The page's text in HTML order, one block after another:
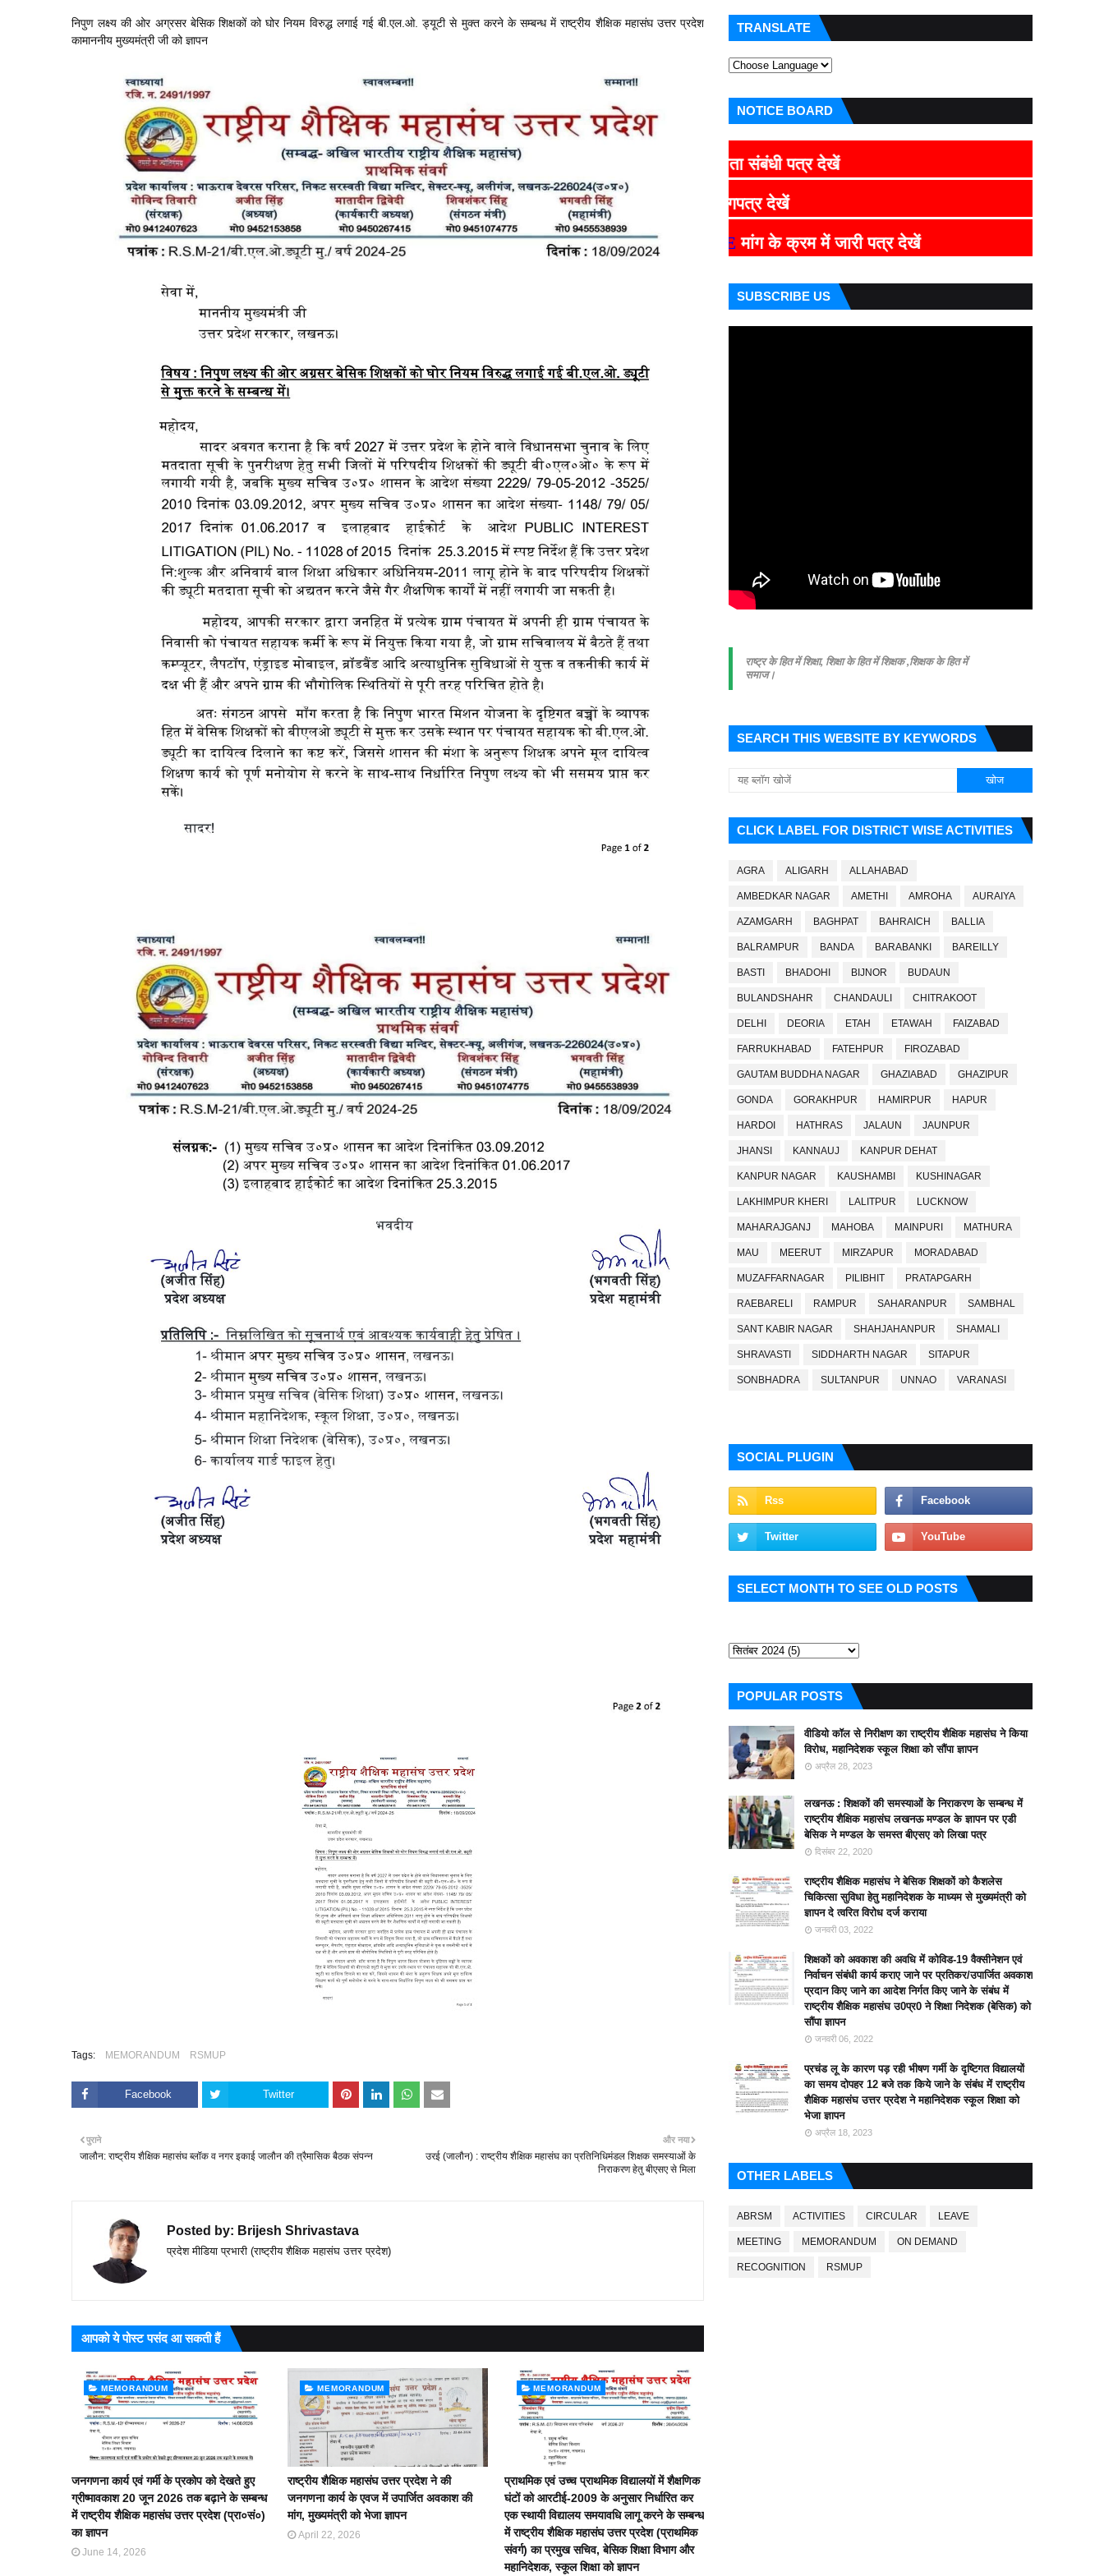
निपुण लक्ष्य की ओर अग्रसर बेसिक शिक्षकों को घोर नियम विरुद्ध लगाई गई बी.एल.ओ. ड्यूटी से मुक्त करने के सम्बन्ध में राष्ट्रीय शैक्षिक महासंघ उत्तर प्रदेश
कामाननीय मुख्यमंत्री जी को ज्ञापन
Tags: MEMORANDUM RSMUP
Facebook Twitter
और नया
उरई (जालौन) : राष्ट्रीय शैक्षिक महासंघ का प्रतिनिधिमंडल शिक्षक समस्याओं के
निराकरण हेतु बीएसए से मिला
पुराने
जालौन: राष्ट्रीय शैक्षिक महासंघ ब्लॉक व नगर इकाई जालौन की त्रैमासिक बैठक संपन्न
Posted by: Brijesh Shrivastava
प्रदेश मीडिया प्रभारी (राष्ट्रीय शैक्षिक महासंघ उत्तर प्रदेश)
आपको ये पोस्ट पसंद आ सकती हैं
MEMORANDUM
जनगणना कार्य एवं गर्मी के प्रकोप को देखते हुए
ग्रीष्मावकाश 20 जून 2026 तक बढ़ाने के सम्बन्ध
में राष्ट्रीय शैक्षिक महासंघ उत्तर प्रदेश (प्रा०सं०)
का ज्ञापन
June 14, 2026
MEMORANDUM
राष्ट्रीय शैक्षिक महासंघ उत्तर प्रदेश ने की
जनगणना कार्य के एवज में उपार्जित अवकाश की
मांग, मुख्यमंत्री को भेजा ज्ञापन
April 22, 2026
MEMORANDUM
प्राथमिक एवं उच्च प्राथमिक विद्यालयों में शैक्षणिक
घंटों को आरटीई-2009 के अनुसार निर्धारित कर
एक स्थायी विद्यालय समयावधि लागू करने के सम्बन्ध
में राष्ट्रीय शैक्षिक महासंघ उत्तर प्रदेश (प्राथमिक
संवर्ग) का प्रमुख सचिव, बेसिक शिक्षा विभाग और
महानिदेशक, स्कूल शिक्षा को ज्ञापन
TRANSLATE
NOTICE BOARD
मान्यता संबंधी पत्र देखें
CLICK HERE
मांग के क्रम में जारी पत्र देखें
SUBSCRIBE US
राष्ट्र के हित में शिक्षा, शिक्षा के हित में शिक्षक ,शिक्षक के हित में
समाज।
SEARCH THIS WEBSITE BY KEYWORDS
CLICK LABEL FOR DISTRICT WISE ACTIVITIES
AGRA ALIGARH ALLAHABAD
AMBEDKAR NAGAR AMETHI AMROHA AURAIYA
AZAMGARH BAGHPAT BAHRAICH BALLIA
BALRAMPUR BANDA BARABANKI BAREILLY
BASTI BHADOHI BIJNOR BUDAUN
BULANDSHAHR CHANDAULI CHITRAKOOT
DELHI DEORIA ETAH ETAWAH FAIZABAD
FARRUKHABAD FATEHPUR FIROZABAD
GAUTAM BUDDHA NAGAR GHAZIABAD GHAZIPUR
GONDA GORAKHPUR HAMIRPUR HAPUR
HARDOI HATHRAS JALAUN JAUNPUR
JHANSI KANNAUJ KANPUR DEHAT
KANPUR NAGAR KAUSHAMBI KUSHINAGAR
LAKHIMPUR KHERI LALITPUR LUCKNOW
MAHARAJGANJ MAHOBA MAINPURI MATHURA
MAU MEERUT MIRZAPUR MORADABAD
MUZAFFARNAGAR PILIBHIT PRATAPGARH
RAEBARELI RAMPUR SAHARANPUR SAMBHAL
SANT KABIR NAGAR SHAHJAHANPUR SHAMALI
SHRAVASTI SIDDHARTH NAGAR SITAPUR
SONBHADRA SULTANPUR UNNAO VARANASI
SOCIAL PLUGIN
SELECT MONTH TO SEE OLD POSTS
POPULAR POSTS
वीडियो कॉल से निरीक्षण का राष्ट्रीय शैक्षिक महासंघ ने किया
विरोध, महानिदेशक स्कूल शिक्षा को सौंपा ज्ञापन
अप्रैल 28, 2023
लखनऊ : शिक्षकों की समस्याओं के निराकरण के सम्बन्ध में
राष्ट्रीय शैक्षिक महासंघ लखनऊ मण्डल के ज्ञापन पर एडी
बेसिक ने मण्डल के समस्त बीएसए को लिखा पत्र
दिसंबर 22, 2020
राष्ट्रीय शैक्षिक महासंघ ने बेसिक शिक्षकों को कैशलेस
चिकित्सा सुविधा हेतु महानिदेशक के माध्यम से मुख्यमंत्री को
ज्ञापन दे त्वरित विरोध दर्ज कराया
जनवरी 03, 2022
शिक्षकों को अवकाश की अवधि में कोविड-19 वैक्सीनेशन एवं
निर्वाचन संबंधी कार्य कराए जाने पर प्रतिकर/उपार्जित अवकाश
प्रदान किए जाने का आदेश निर्गत किए जाने के संबंध में
राष्ट्रीय शैक्षिक महासंघ उ0प्र0 ने शिक्षा निदेशक (बेसिक) को
सौंपा ज्ञापन
जनवरी 06, 2022
प्रचंड लू के कारण पड़ रही भीषण गर्मी के दृष्टिगत विद्यालयों
का समय दोपहर 12 बजे तक किये जाने के संबंध में राष्ट्रीय
शैक्षिक महासंघ उत्तर प्रदेश ने महानिदेशक स्कूल शिक्षा को
भेजा ज्ञापन
अप्रैल 18, 2023
OTHER LABELS
ABRSM ACTIVITIES CIRCULAR LEAVE
MEETING MEMORANDUM ON DEMAND
RECOGNITION RSMUP